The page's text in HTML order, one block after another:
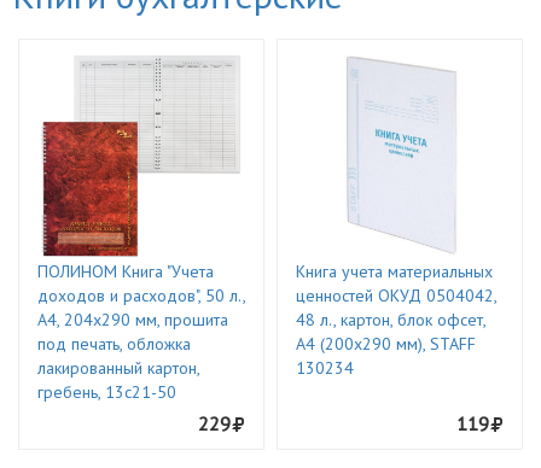
ПОЛИНОМ Книга "Учета
доходов и расходов", 50 л.,
А4, 204х290 мм, прошита
под печать, обложка
лакированный картон,
гребень, 13с21-50
229
Книга учета материальных
ценностей ОКУД 0504042,
48 л., картон, блок офсет,
А4 (200х290 мм), STAFF
130234
119